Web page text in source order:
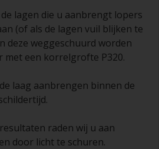
lagen die u aanbrengt lopers
(of als de lagen vuil blijken te
deze weggeschuurd worden
met een korrelgrofte P320.
laag aanbrengen binnen de
raden wij u aan
door licht te schuren.